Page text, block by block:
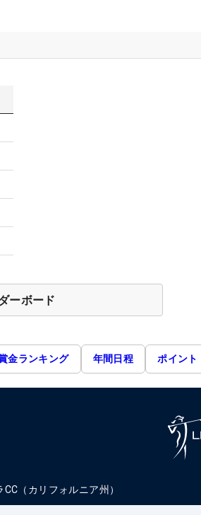
ーボード
金ランキング 年間日程 ポイント
CC（カリフォルニア州）